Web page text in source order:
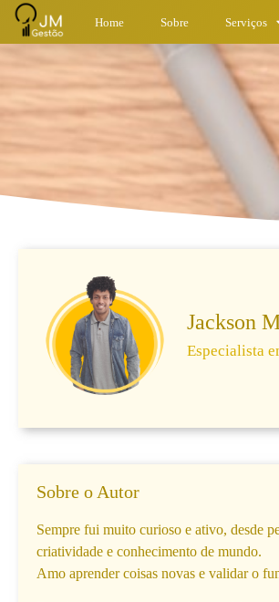
Home Sobre Serviços
Jackson
Especialista
Sobre o Autor
Sempre fui muito curioso e ativo, desde
criatividade e conhecimento de mundo.
Amo aprender coisas novas e validar o